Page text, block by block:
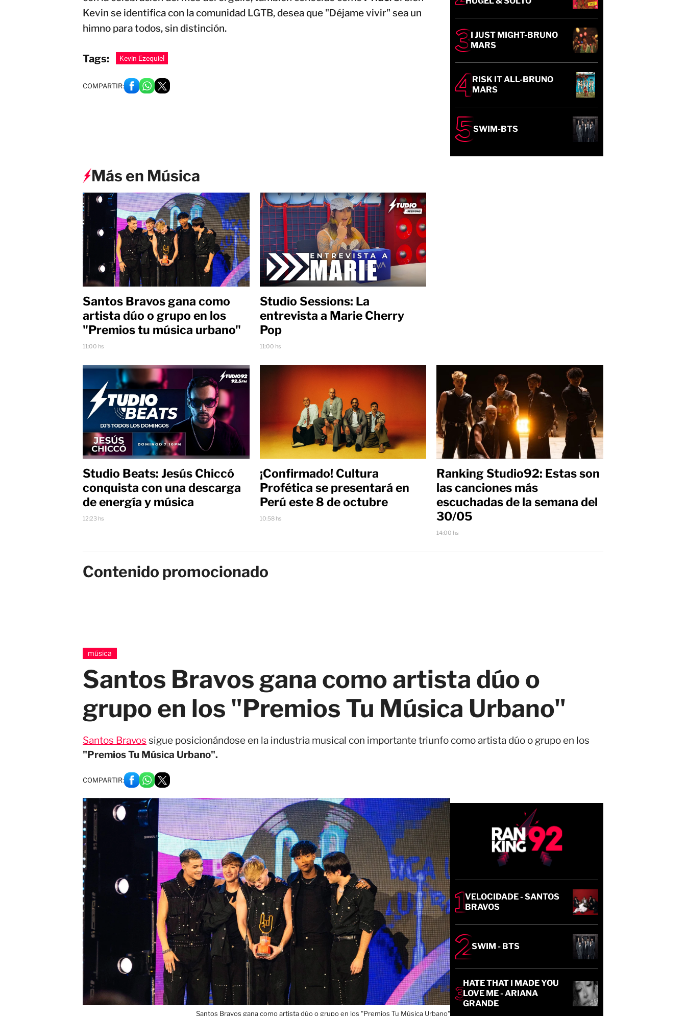
Kevin se identifica con la comunidad LGTB, desea que "Déjame vivir" sea un
himno para todos, sin distinción.
Tags: Kevin Ezequiel
COMPARTIR:
I JUST MIGHT-BRUNO
MARS
RISK IT ALL-BRUNO
MARS
SWIM-BTS
Más en Música
Santos Bravos gana como
artista dúo o grupo en los
"Premios tu música urbano"
11:00 hs
Studio Sessions: La
entrevista a Marie Cherry
Pop
11:00 hs
Studio Beats: Jesús Chiccó
conquista con una descarga
de energía y música
12:23 hs
¡Confirmado! Cultura
Profética se presentará en
Perú este 8 de octubre
10:58 hs
Ranking Studio92: Estas son
las canciones más
escuchadas de la semana del
30/05
14:00 hs
Contenido promocionado
música
Santos Bravos gana como artista dúo o
grupo en los "Premios Tu Música Urbano"
Santos Bravos sigue posicionándose en la industria musical con importante triunfo como artista dúo o grupo en los
"Premios Tu Música Urbano".
COMPARTIR:
Santos Bravos gana como artista dúo o grupo en los "Premios Tu Música Urbano"
VELOCIDADE - SANTOS
BRAVOS
SWIM - BTS
HATE THAT I MADE YOU
LOVE ME - ARIANA
GRANDE